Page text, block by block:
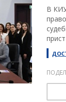
В